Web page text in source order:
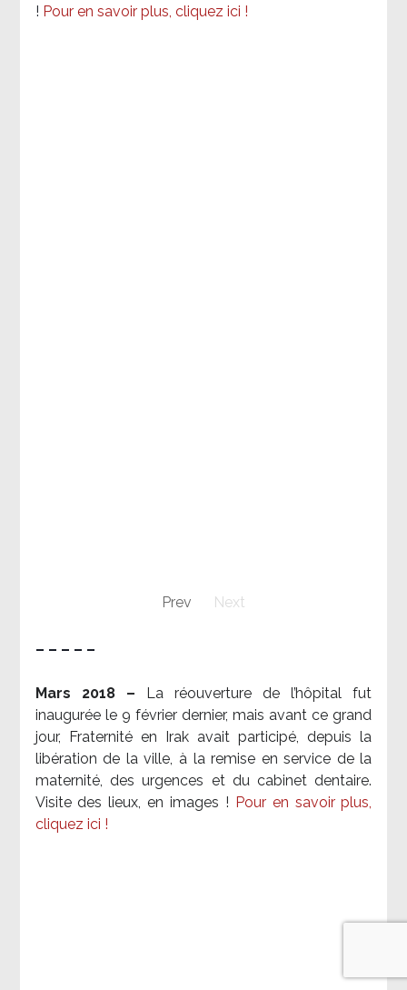
! Pour en savoir plus, cliquez ici !
Prev Next
– – – – –
Mars 2018 –
La réouverture de l’hôpital fut
inaugurée le 9 février dernier, mais avant ce grand
jour, Fraternité en Irak avait participé, depuis la
libération de la ville, à la remise en service de la
maternité, des urgences et du cabinet dentaire.
Visite des lieux, en images ! Pour en savoir plus,
cliquez ici !